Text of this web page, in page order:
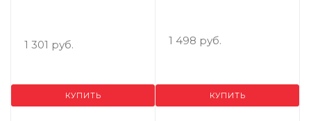
1 301 руб.
КУПИТЬ
1 498 руб.
КУПИТЬ